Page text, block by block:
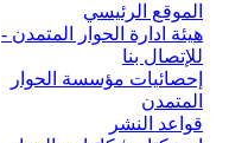
الموقع الرئيسي
هيئة ادارة الحوار المتمدن -
للإتصال بنا
إحصائيات مؤسسة الحوار
المتمدن
قواعد النشر